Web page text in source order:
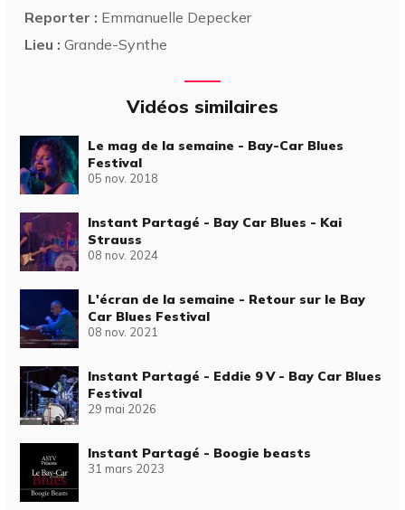
Reporter : Emmanuelle Depecker
Lieu : Grande-Synthe
Vidéos similaires
Le mag de la semaine - Bay-Car Blues
Festival
05 nov. 2018
Instant Partagé - Bay Car Blues - Kai
Strauss
08 nov. 2024
L'écran de la semaine - Retour sur le Bay
Car Blues Festival
08 nov. 2021
Instant Partagé - Eddie 9 V - Bay Car Blues
Festival
29 mai 2026
Instant Partagé - Boogie beasts
31 mars 2023